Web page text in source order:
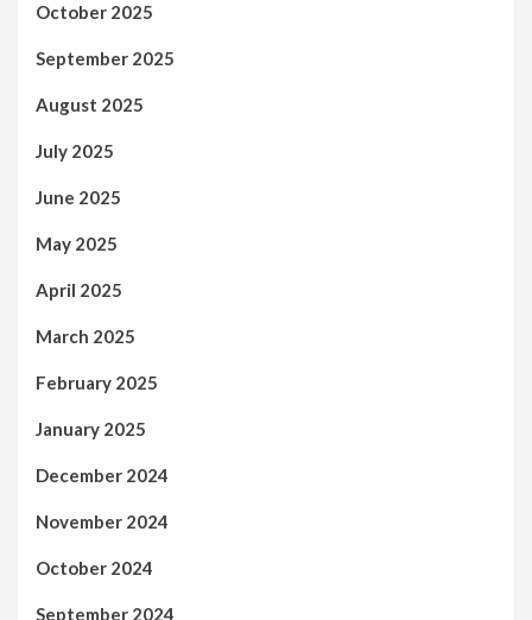
October 2025
September 2025
August 2025
July 2025
June 2025
May 2025
April 2025
March 2025
February 2025
January 2025
December 2024
November 2024
October 2024
September 2024